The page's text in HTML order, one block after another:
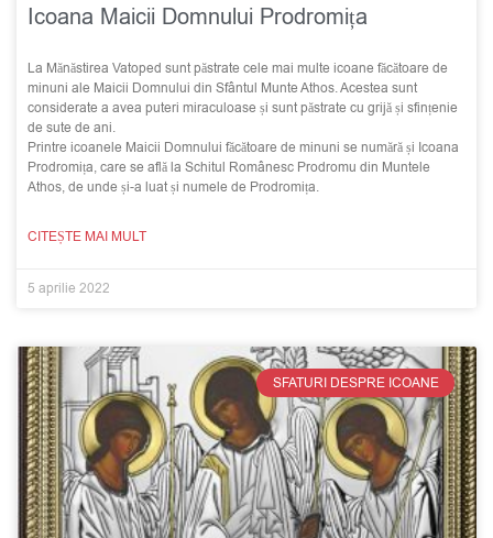
Icoana Maicii Domnului Prodromița
La Mănăstirea Vatoped sunt păstrate cele mai multe icoane făcătoare de
minuni ale Maicii Domnului din Sfântul Munte Athos. Acestea sunt
considerate a avea puteri miraculoase și sunt păstrate cu grijă și sfințenie
de sute de ani.
Printre icoanele Maicii Domnului făcătoare de minuni se numără și Icoana
Prodromița, care se află la Schitul Românesc Prodromu din Muntele
Athos, de unde și-a luat și numele de Prodromița.
CITEȘTE MAI MULT
5 aprilie 2022
SFATURI DESPRE ICOANE